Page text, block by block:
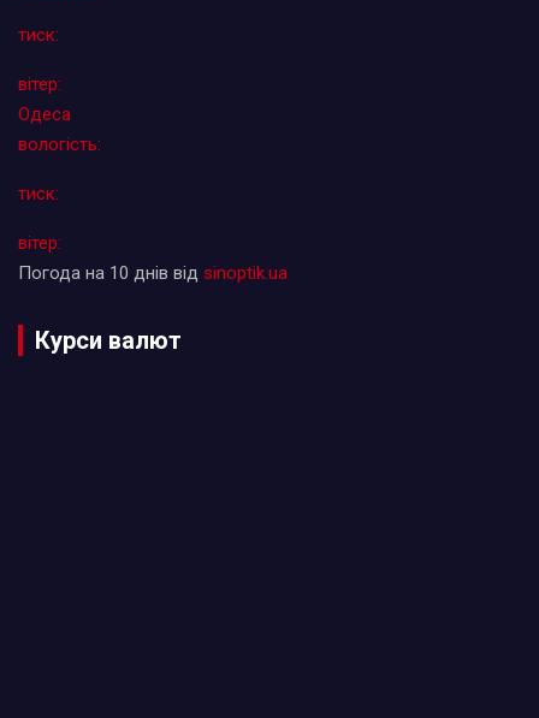
тиск:
вітер:
Одеса
вологість:
тиск:
вітер:
Погода на 10 днів від sinoptik.ua
Курси валют